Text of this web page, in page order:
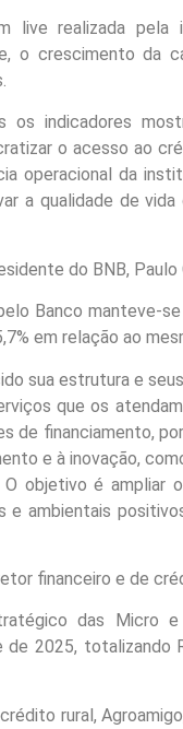
live realizada
o crescimento da
os indicadores
o acesso ao
operacional da
a qualidade de
do BNB, Paulo
Banco manteve-
em relação ao
sua estrutura e
que os
de financiamento,
e à inovação,
objetivo é ampliar
ambientais
financeiro e de
das Micro
2025, totalizando
rural,